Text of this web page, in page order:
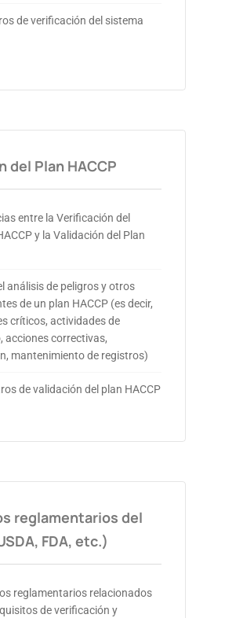
de verificación del sistema
del Plan HACCP
entre la Verificación del
y la Validación del Plan
análisis de peligros y otros
de un plan HACCP (es decir,
críticos, actividades de
acciones correctivas,
mantenimiento de registros)
de validación del plan HACCP
reglamentarios del
FDA, etc.)
reglamentarios relacionados
de verificación y